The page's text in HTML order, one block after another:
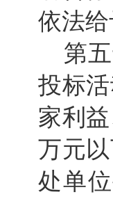
依法
第
投标
家利
万元
处单